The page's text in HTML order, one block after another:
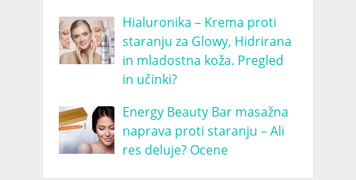
Hialuronika – Krema proti
staranju za Glowy, Hidrirana
in mladostna koža. Pregled
in učinki?
Energy Beauty Bar masažna
naprava proti staranju – Ali
res deluje? Ocene